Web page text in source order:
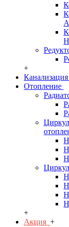
+
Канализация
Отопление
+
Акция +